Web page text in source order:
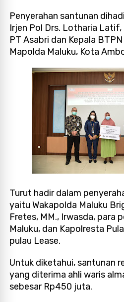
Penyerahan santunan
Irjen Pol Drs. Lotharia Latif,
PT Asabri dan Kepala
Mapolda Maluku, Kota
Turut hadir dalam
yaitu Wakapolda Maluku
Fretes, MM., Irwasda, para
Maluku, dan Kapolresta
pulau Lease.
Untuk diketahui, santunan
yang diterima ahli waris
sebesar Rp450 juta.